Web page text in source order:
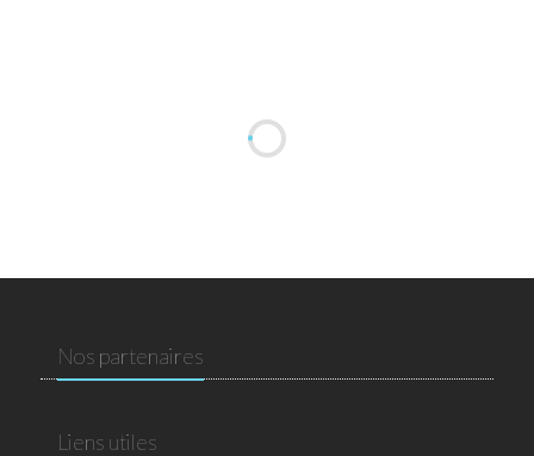
Nos partenaires
Liens utiles